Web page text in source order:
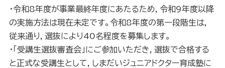
・令和8年度が事業最終年度にあたるため，令和9年度以降
の実施方法は現在未定です。令和8年度の第一段階生は，
従来通り，選抜により40名程度を募集します。
・「受講生選抜審査会」にご参加いただき，選抜で合格する
と正式な受講生として，しまだいジュニアドクター育成塾に